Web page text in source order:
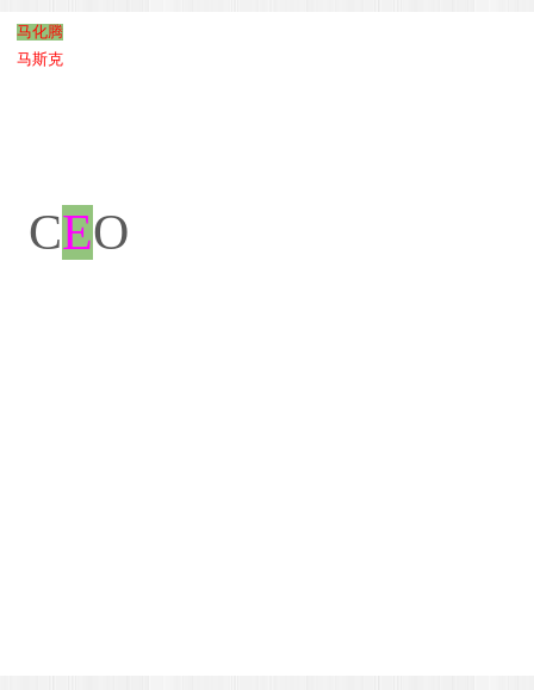
马化腾
马斯克
CEO